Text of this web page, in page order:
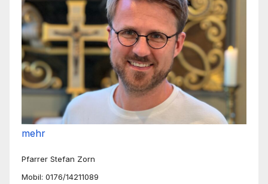
mehr
Pfarrer Stefan Zorn
Mobil: 0176/14211089